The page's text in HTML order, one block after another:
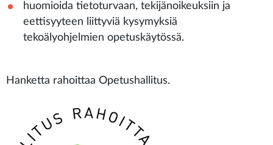
huomioida tietoturvaan, tekijänoikeuksiin ja
eettisyyteen liittyviä kysymyksiä
tekoälyohjelmien opetuskäytössä.
Hanketta rahoittaa Opetushallitus.